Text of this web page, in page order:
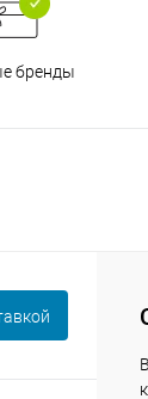
бренды